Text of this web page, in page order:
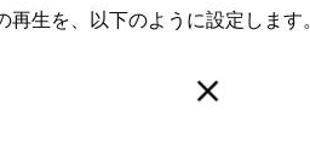
生を、以下のように設定します。